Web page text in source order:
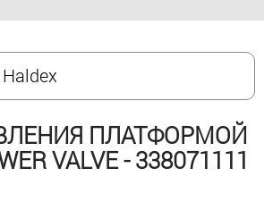
ПЛАТФОРМОЙ
VALVE - 338071111